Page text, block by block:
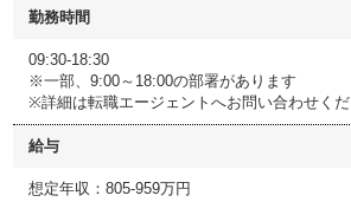
勤務時間
09:30-18:30
※一部、9:00～18:00の部署があります
※詳細は転職エージェントへお問い合わせくだ
給与
想定年収：805-959万円